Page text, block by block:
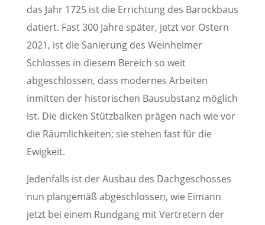
das Jahr 1725 ist die Errichtung des Barockbaus
datiert. Fast 300 Jahre später, jetzt vor Ostern
2021, ist die Sanierung des Weinheimer
Schlosses in diesem Bereich so weit
abgeschlossen, dass modernes Arbeiten
inmitten der historischen Bausubstanz möglich
ist. Die dicken Stützbalken prägen nach wie vor
die Räumlichkeiten; sie stehen fast für die
Ewigkeit.
Jedenfalls ist der Ausbau des Dachgeschosses
nun plangemäß abgeschlossen, wie Eimann
jetzt bei einem Rundgang mit Vertretern der